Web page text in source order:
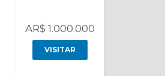
AR$ 1.000.000
VISITAR